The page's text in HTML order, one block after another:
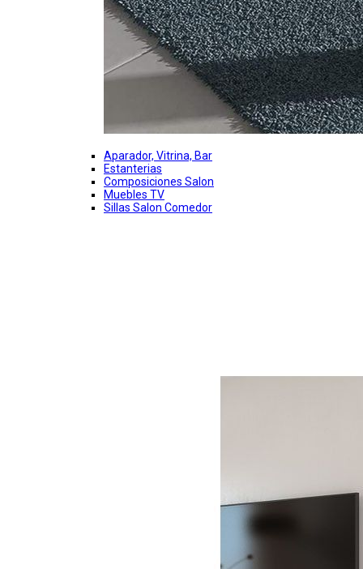
Aparador, Vitrina, Bar
Estanterias
Composiciones Salon
Muebles TV
Sillas Salon Comedor